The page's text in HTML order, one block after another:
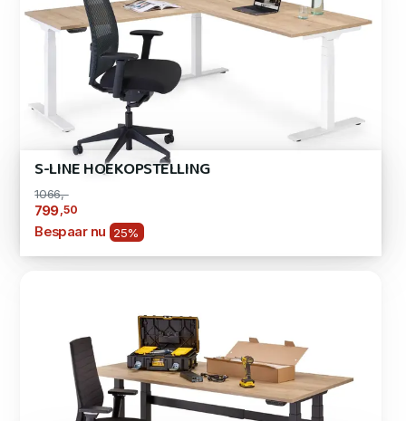
S-LINE HOEKOPSTELLING
1066,-
799 ,50
Bespaar nu 25%